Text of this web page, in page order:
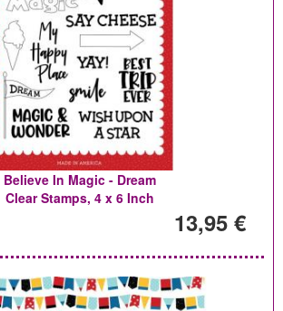
Believe In Magic - Dream
Clear Stamps, 4 x 6 Inch
13,95 €